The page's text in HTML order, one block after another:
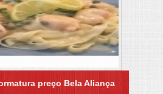
preço Bela Aliança